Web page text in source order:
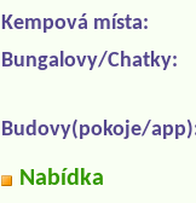
Kempová místa:
Bungalovy/Chatky:
Budovy(pokoje/
Nabídka